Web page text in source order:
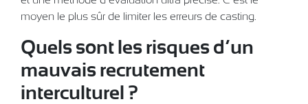
moyen le plus sûr de limiter les erreurs de casting.
Quels sont les risques d’un
mauvais recrutement
interculturel ?